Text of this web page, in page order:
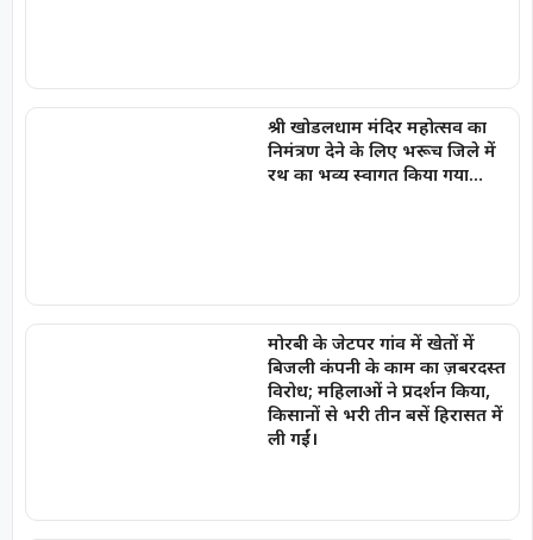
श्री खोडलधाम मंदिर महोत्सव का
निमंत्रण देने के लिए भरूच जिले में
रथ का भव्य स्वागत किया गया…
मोरबी के जेटपर गांव में खेतों में
बिजली कंपनी के काम का ज़बरदस्त
विरोध; महिलाओं ने प्रदर्शन किया,
किसानों से भरी तीन बसें हिरासत में
ली गईं।